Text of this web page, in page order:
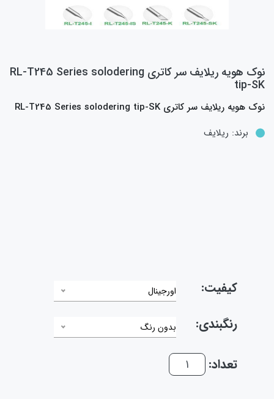
نوک هويه ريلايف سر کاتري RL-T245 Series solodering
tip-SK
نوک هويه ريلايف سر کاتري RL-T245 Series solodering tip-SK
برند: ریلایف
کیفیت: اورجینال
رنگبندی: بدون رنگ
تعداد: